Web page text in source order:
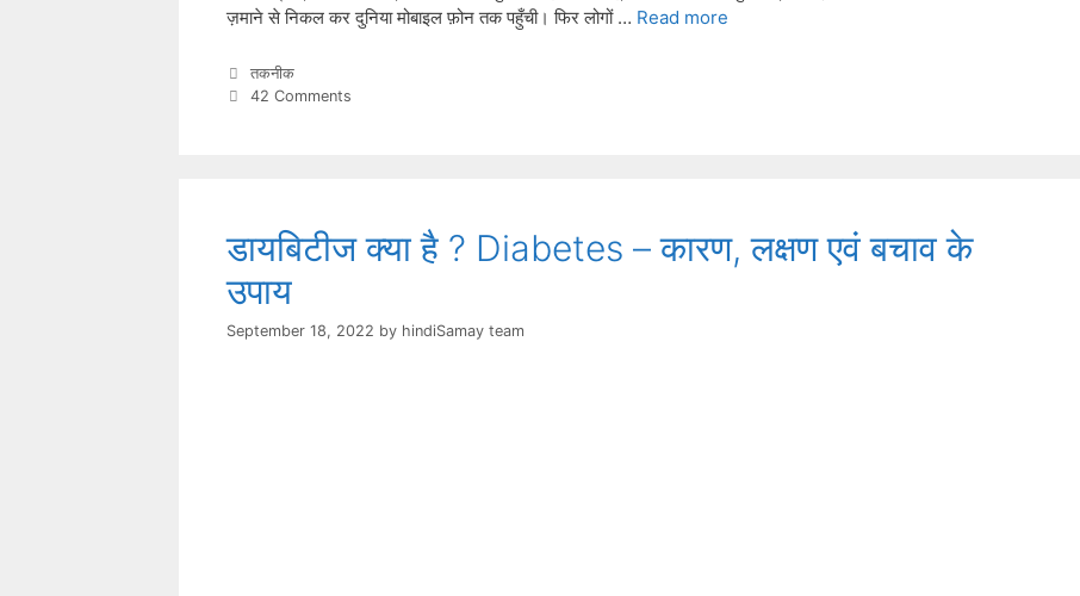
ज़माने से निकल कर दुनिया मोबाइल फ़ोन तक पहुँची। फिर लोगों … Read more
Categories
तकनीक
42 Comments
डायबिटीज क्या है ? Diabetes – कारण, लक्षण एवं बचाव के
उपाय
September 18, 2022 by hindiSamay team